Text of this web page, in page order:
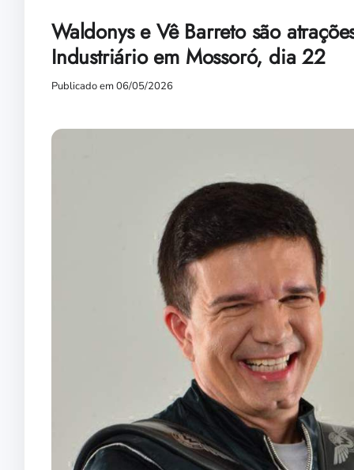
Waldonys e Vê Barreto são
Industriário em Mossoró, dia 22
Publicado em 06/05/2026